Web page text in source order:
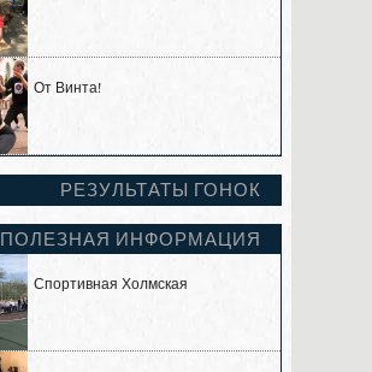
От Винта!
РЕЗУЛЬТАТЫ ГОНОК
ПОЛЕЗНАЯ ИНФОРМАЦИЯ
Спортивная Холмская